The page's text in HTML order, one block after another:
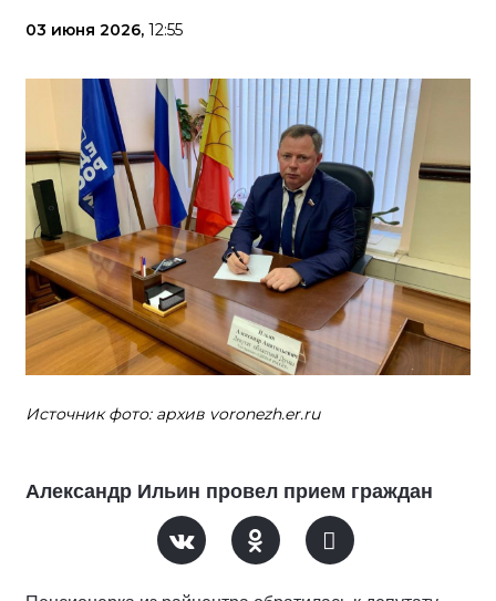
03 июня 2026, 12:55
Источник фото: архив voronezh.er.ru
Александр Ильин провел прием граждан